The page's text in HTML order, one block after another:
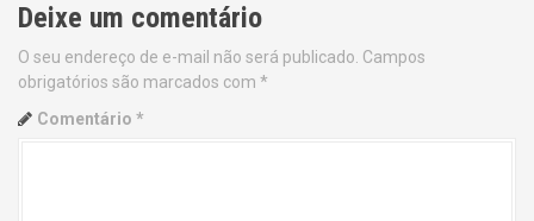
t
n
a
Deixe um comentário
O seu endereço de e-mail não será publicado. Campos
obrigatórios são marcados com *
Comentário *